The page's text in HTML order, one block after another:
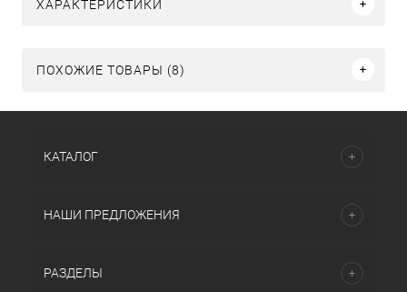
ХАРАКТЕРИСТИКИ
ПОХОЖИЕ ТОВАРЫ (8)
КАТАЛОГ
НАШИ ПРЕДЛОЖЕНИЯ
РАЗДЕЛЫ